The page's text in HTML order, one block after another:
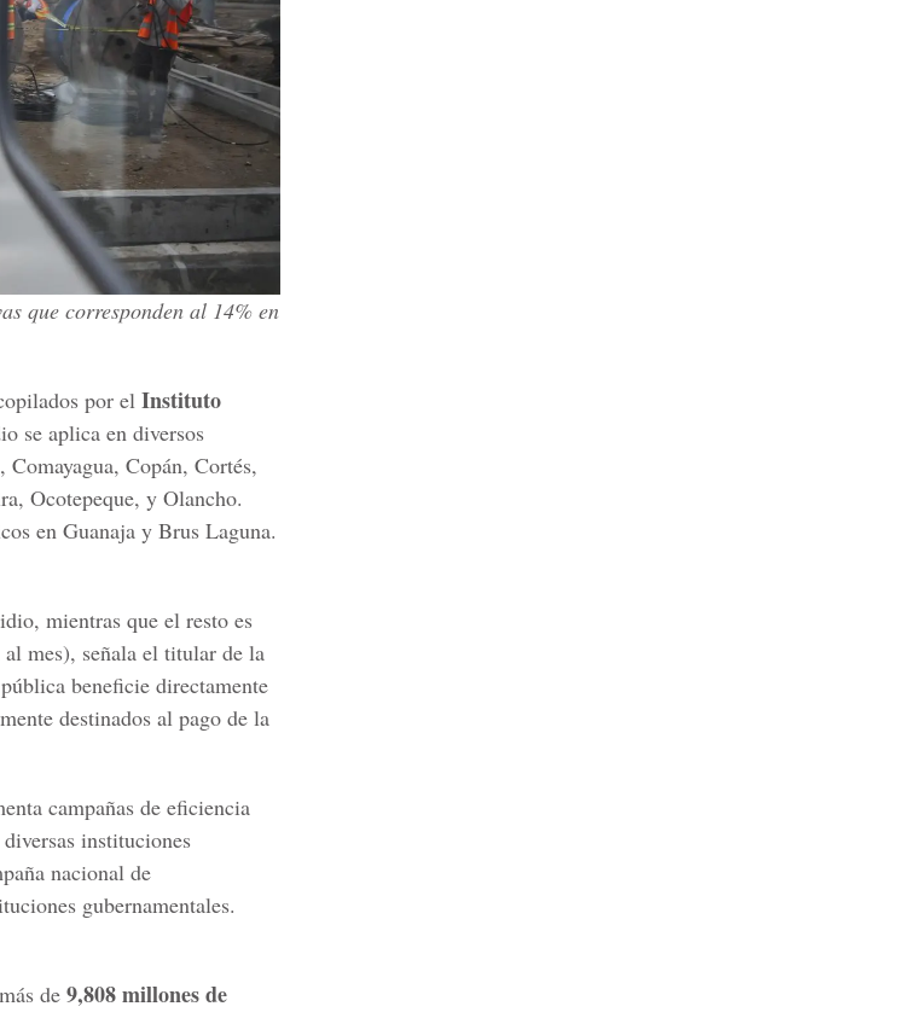
que corresponden al 14% en
por el Instituto
se aplica en diversos
Copán, Cortés,
Ocotepeque, y Olancho.
en Guanaja y Brus Laguna.
mientras que el resto es
mes), señala el titular de la
beneficie directamente
destinados al pago de la
campañas de eficiencia
instituciones
nacional de
gubernamentales.
de 9,808 millones de